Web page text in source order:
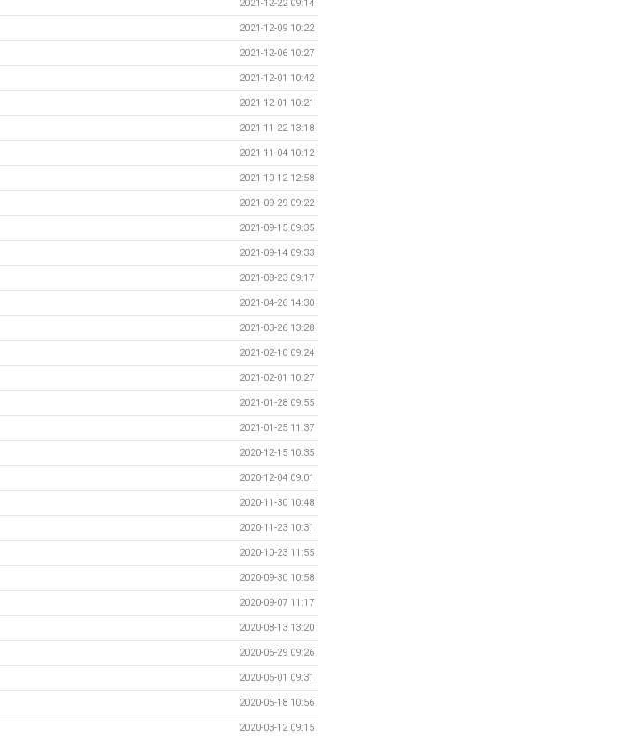
2021-12-22 09:14
2021-12-09 10:22
2021-12-06 10:27
2021-12-01 10:42
2021-12-01 10:21
2021-11-22 13:18
2021-11-04 10:12
2021-10-12 12:58
2021-09-29 09:22
2021-09-15 09:35
2021-09-14 09:33
2021-08-23 09:17
2021-04-26 14:30
2021-03-26 13:28
2021-02-10 09:24
2021-02-01 10:27
2021-01-28 09:55
2021-01-25 11:37
2020-12-15 10:35
2020-12-04 09:01
2020-11-30 10:48
2020-11-23 10:31
2020-10-23 11:55
2020-09-30 10:58
2020-09-07 11:17
2020-08-13 13:20
2020-06-29 09:26
2020-06-01 09:31
2020-05-18 10:56
2020-03-12 09:15